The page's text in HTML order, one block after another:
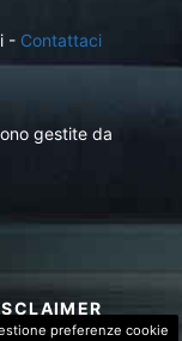
- Contattaci
gestite da
preferenze cookie